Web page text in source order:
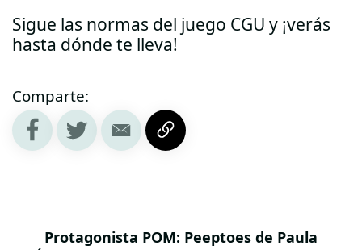
Sigue las normas del juego CGU y ¡verás
hasta dónde te lleva!
Comparte:
Protagonista POM: Peeptoes de Paula